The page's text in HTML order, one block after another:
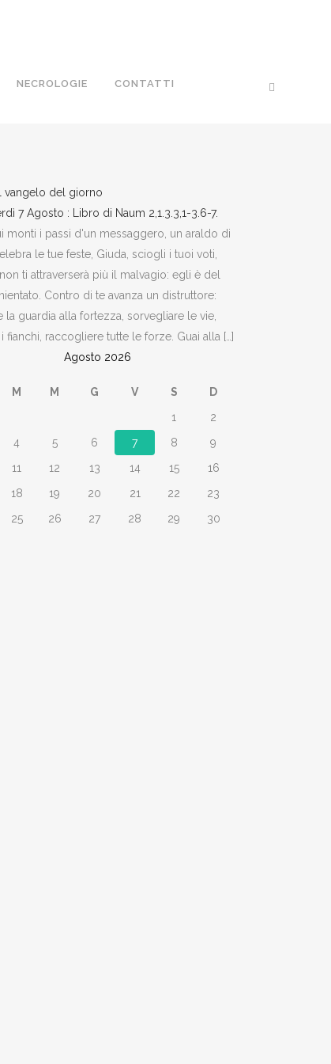
NECROLOGIE CONTATTI
Il vangelo del giorno
7 Agosto : Libro di Naum 2,1.3.3,1-3.6-7.
monti i passi d'un messaggero, un araldo di
le tue feste, Giuda, sciogli i tuoi voti,
ti attraverserà più il malvagio: egli è del
Contro di te avanza un distruttore:
la guardia alla fortezza, sorvegliare le vie,
fianchi, raccogliere tutte le forze. Guai alla […]
Agosto 2026
M M G V S
D
1
2
4 5 6 7 8
9
11 12 13 14 15
16
18 19 20 21 22
23
25 26 27 28 29
30